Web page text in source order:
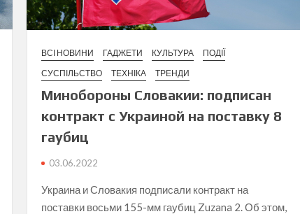
ВСІ НОВИНИ ГАДЖЕТИ КУЛЬТУРА
ПОДІЇ
СУСПІЛЬСТВО
ТЕХНІКА ТРЕНДИ
Минобороны Словакии: подписан
контракт с Украиной на поставку 8
гаубиц
03.06.2022
Украина и Словакия подписали контракт на
поставки восьми 155-мм гаубиц Zuzana 2. Об этом,